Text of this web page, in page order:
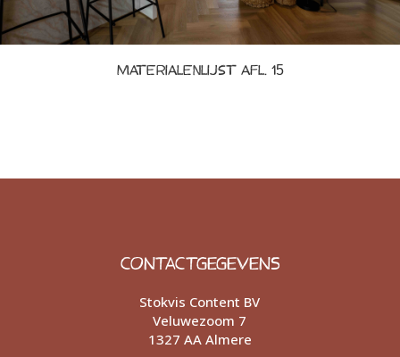
Materialenlijst afl. 15
CONTACTGEGEVENS
Stokvis Content BV
Veluwezoom 7
1327 AA Almere